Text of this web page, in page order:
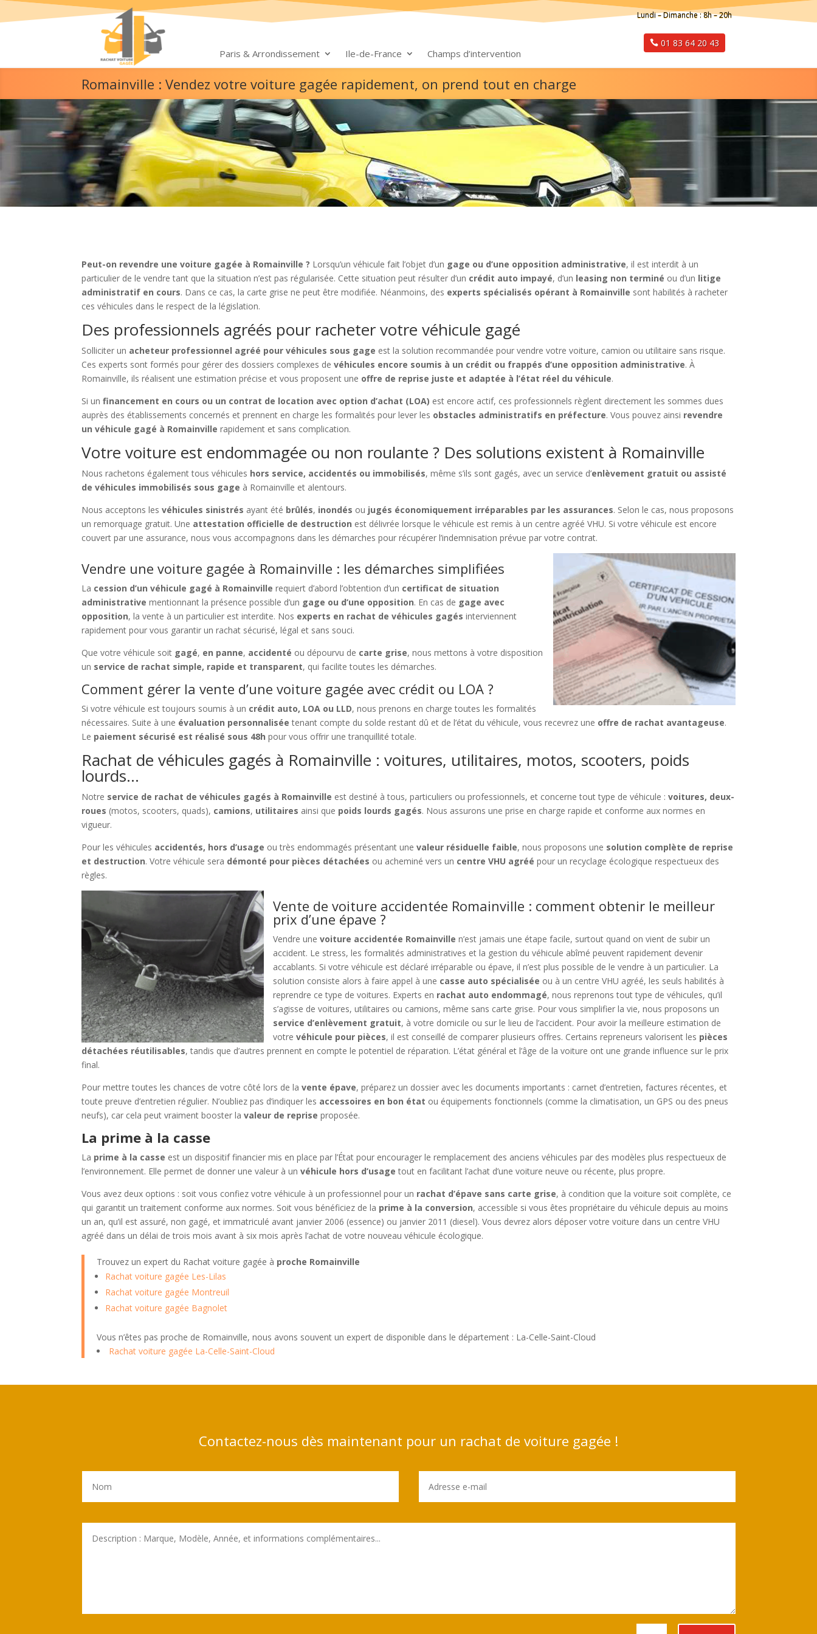
Paris & Arrondissement Ile-de-France Champs d’intervention
Lundi – Dimanche : 8h – 20h
01 83 64 20 43
Romainville : Vendez votre voiture gagée rapidement, on prend tout en charge
Peut-on revendre une voiture gagée à Romainville ? Lorsqu’un véhicule fait l’objet d’un gage ou d’une opposition administrative, il est interdit à un
particulier de le vendre tant que la situation n’est pas régularisée. Cette situation peut résulter d’un crédit auto impayé, d’un leasing non terminé ou d’un litige
administratif en cours. Dans ce cas, la carte grise ne peut être modifiée. Néanmoins, des experts spécialisés opérant à Romainville sont habilités à racheter
ces véhicules dans le respect de la législation.
Des professionnels agréés pour racheter votre véhicule gagé
Solliciter un acheteur professionnel agréé pour véhicules sous gage est la solution recommandée pour vendre votre voiture, camion ou utilitaire sans risque.
Ces experts sont formés pour gérer des dossiers complexes devéhicules encore soumis à un crédit ou frappés d’une opposition administrative. À
Romainville, ils réalisent une estimation précise et vous proposent une offre de reprise juste et adaptée à l’état réel du véhicule.
Si unfinancement en cours ou un contrat de location avec option d’achat (LOA) est encore actif, ces professionnels règlent directement les sommes dues
auprès des établissements concernés et prennent en charge les formalités pour lever les obstacles administratifs en préfecture. Vous pouvez ainsi revendre
un véhicule gagé à Romainville rapidement et sans complication.
Votre voiture est endommagée ou non roulante ? Des solutions existent à Romainville
Nous rachetons également tous véhicules hors service, accidentés ou immobilisés, même s’ils sont gagés, avec un service d’enlèvement gratuit ou assisté
de véhicules immobilisés sous gage à Romainville et alentours.
Nous acceptons lesvéhicules sinistrés ayant été brûlés, inondés ou jugés économiquement irréparables par les assurances. Selon le cas, nous proposons
un remorquage gratuit. Une attestation officielle de destruction est délivrée lorsque le véhicule est remis à un centre agréé VHU. Si votre véhicule est encore
couvert par une assurance, nous vous accompagnons dans les démarches pour récupérer l’indemnisation prévue par votre contrat.
Vendre une voiture gagée à Romainville : les démarches simplifiées
La cession d’un véhicule gagé à Romainville requiert d’abord l’obtention d’un certificat de situation
administrative mentionnant la présence possible d’un gage ou d’une opposition. En cas de gage avec
opposition, la vente à un particulier est interdite. Nos experts en rachat de véhicules gagés interviennent
rapidement pour vous garantir un rachat sécurisé, légal et sans souci.
Que votre véhicule soit gagé, en panne, accidenté ou dépourvu de carte grise, nous mettons à votre disposition
un service de rachat simple, rapide et transparent, qui facilite toutes les démarches.
Comment gérer la vente d’une voiture gagée avec crédit ou LOA ?
Si votre véhicule est toujours soumis à un crédit auto, LOA ou LLD, nous prenons en charge toutes les formalités
nécessaires. Suite à une évaluation personnalisée tenant compte du solde restant dû et de l’état du véhicule, vous recevrez une offre de rachat avantageuse.
Le paiement sécurisé est réalisé sous 48h pour vous offrir une tranquillité totale.
Rachat de véhicules gagés à Romainville : voitures, utilitaires, motos, scooters, poids
lourds…
Notre service de rachat de véhicules gagés à Romainville est destiné à tous, particuliers ou professionnels, et concerne tout type de véhicule :voitures, deux-
roues (motos, scooters, quads), camions, utilitaires ainsi que poids lourds gagés. Nous assurons une prise en charge rapide et conforme aux normes en
vigueur.
Pour les véhicules accidentés, hors d’usage ou très endommagés présentant unevaleur résiduelle faible, nous proposons une solution complète de reprise
et destruction. Votre véhicule sera démonté pour pièces détachées ou acheminé vers un centre VHU agréé pour un recyclage écologique respectueux des
règles.
Vente de voiture accidentée Romainville : comment obtenir le meilleur
prix d’une épave ?
Vendre unevoiture accidentée Romainville n’est jamais une étape facile, surtout quand on vient de subir un
accident. Le stress, les formalités administratives et la gestion du véhicule abîmé peuvent rapidement devenir
accablants. Si votre véhicule est déclaré irréparable ou épave, il n’est plus possible de le vendre à un particulier. La
solution consiste alors à faire appel à une casse auto spécialisée ou à un centre VHU agréé, les seuls habilités à
reprendre ce type de voitures. Experts en rachat auto endommagé, nous reprenons tout type de véhicules, qu’il
s’agisse de voitures, utilitaires ou camions, même sans carte grise. Pour vous simplifier la vie, nous proposons un
service d’enlèvement gratuit, à votre domicile ou sur le lieu de l’accident. Pour avoir la meilleure estimation de
votrevéhicule pour pièces, il est conseillé de comparer plusieurs offres. Certains repreneurs valorisent les pièces
détachées réutilisables, tandis que d’autres prennent en compte le potentiel de réparation. L’état général et l’âge de la voiture ont une grande influence sur le prix
final.
Pour mettre toutes les chances de votre côté lors de lavente épave, préparez un dossier avec les documents importants : carnet d’entretien, factures récentes, et
toute preuve d’entretien régulier. N’oubliez pas d’indiquer les accessoires en bon état ou équipements fonctionnels (comme la climatisation, un GPS ou des pneus
neufs), car cela peut vraiment booster lavaleur de reprise proposée.
La prime à la casse
La prime à la casse est un dispositif financier mis en place par l’État pour encourager le remplacement des anciens véhicules par des modèles plus respectueux de
l’environnement. Elle permet de donner une valeur à unvéhicule hors d’usage tout en facilitant l’achat d’une voiture neuve ou récente, plus propre.
Vous avez deux options : soit vous confiez votre véhicule à un professionnel pour un rachat d’épave sans carte grise, à condition que la voiture soit complète, ce
qui garantit un traitement conforme aux normes. Soit vous bénéficiez de la prime à la conversion, accessible si vous êtes propriétaire du véhicule depuis au moins
un an, qu’il est assuré, non gagé, et immatriculé avant janvier 2006 (essence) ou janvier 2011 (diesel). Vous devrez alors déposer votre voiture dans un centre VHU
agréé dans un délai de trois mois avant à six mois après l’achat de votre nouveau véhicule écologique.
Trouvez un expert du Rachat voiture gagée à proche Romainville
Rachat voiture gagée Les-Lilas
Rachat voiture gagée Montreuil
Rachat voiture gagée Bagnolet
Vous n’êtes pas proche de Romainville, nous avons souvent un expert de disponible dans le département : La-Celle-Saint-Cloud
Rachat voiture gagée La-Celle-Saint-Cloud
Contactez-nous dès maintenant pour un rachat de voiture gagée !